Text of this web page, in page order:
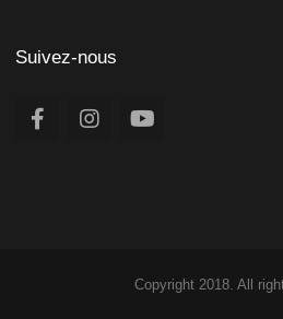
Suivez-nous
Copyright 2018. All